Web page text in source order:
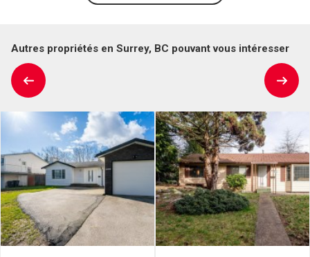
Autres propriétés en Surrey, BC pouvant vous intéresser